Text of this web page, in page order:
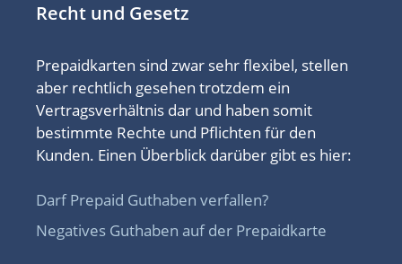
Recht und Gesetz
Prepaidkarten sind zwar sehr flexibel, stellen
aber rechtlich gesehen trotzdem ein
Vertragsverhältnis dar und haben somit
bestimmte Rechte und Pflichten für den
Kunden. Einen Überblick darüber gibt es hier:
Darf Prepaid Guthaben verfallen?
Negatives Guthaben auf der Prepaidkarte